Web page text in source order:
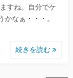
すね。自分でケ
かなぁ・・・。
続きを読む